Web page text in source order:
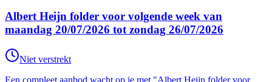
Albert Heijn folder voor volgende week van
maandag 20/07/2026 tot zondag 26/07/2026
Niet verstrekt
Een compleet aanbod wacht op je met "Albert Heijn folder voor